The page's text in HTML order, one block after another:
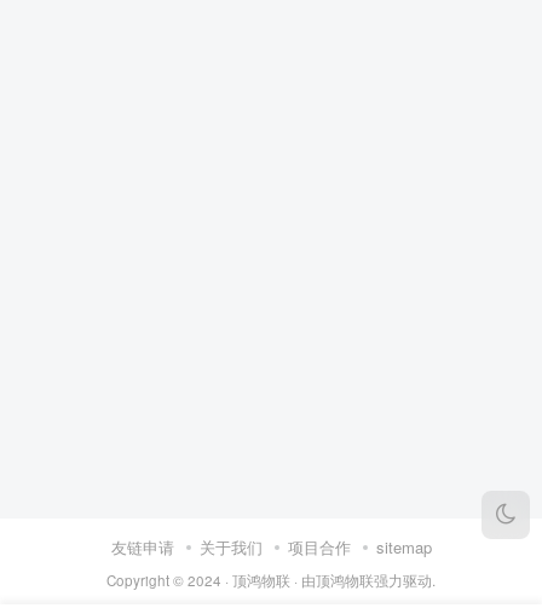
友链申请 关于我们 项目合作 sitemap
Copyright © 2024 · 顶鸿物联 · 由顶鸿物联强力驱动.